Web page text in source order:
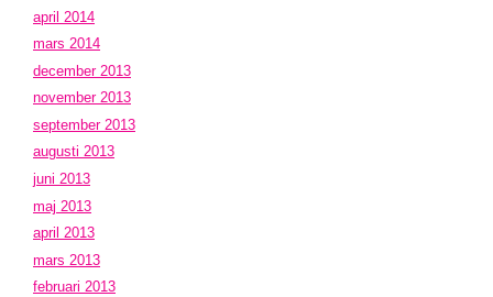
april 2014
mars 2014
december 2013
november 2013
september 2013
augusti 2013
juni 2013
maj 2013
april 2013
mars 2013
februari 2013